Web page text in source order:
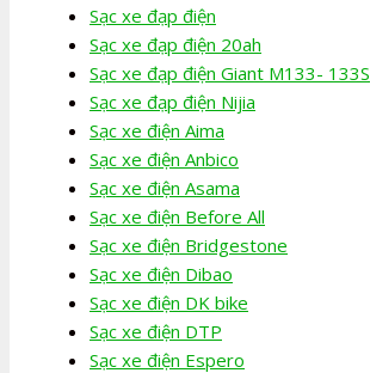
Sạc xe đạp điện
Sạc xe đạp điện 20ah
Sạc xe đạp điện Giant M133- 133S
Sạc xe đạp điện Nijia
Sạc xe điện Aima
Sạc xe điện Anbico
Sạc xe điện Asama
Sạc xe điện Before All
Sạc xe điện Bridgestone
Sạc xe điện Dibao
Sạc xe điện DK bike
Sạc xe điện DTP
Sạc xe điện Espero